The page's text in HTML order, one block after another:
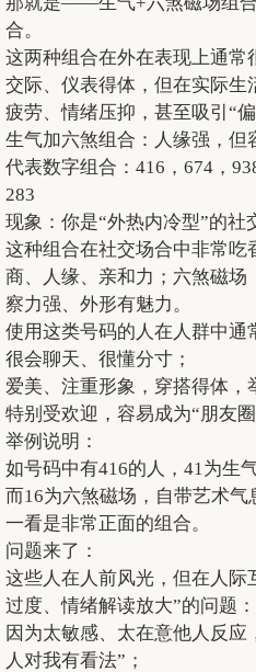
合。
这两种组合在外在表现上通常
交际、仪表得体，但在实际生
疲劳、情绪压抑，甚至吸引“
生气加六煞组合：人缘强，但
代表数字组合：416，674，
283
现象：你是“外热内冷型”的社
这种组合在社交场合中非常吃
商、人缘、亲和力；六煞磁场
察力强、外形有魅力。
使用这类号码的人在人群中通
很会聊天、很懂分寸；
爱美、注重形象，穿搭得体，
特别受欢迎，容易成为“朋友圈
举例说明：
如号码中有416的人，41为生
而16为六煞磁场，自带艺术
一看是非常正面的组合。
问题来了：
这些人在人前风光，但在人际
过度、情绪解读放大”的问题：
因为太敏感、太在意他人反应
人对我有看法”；